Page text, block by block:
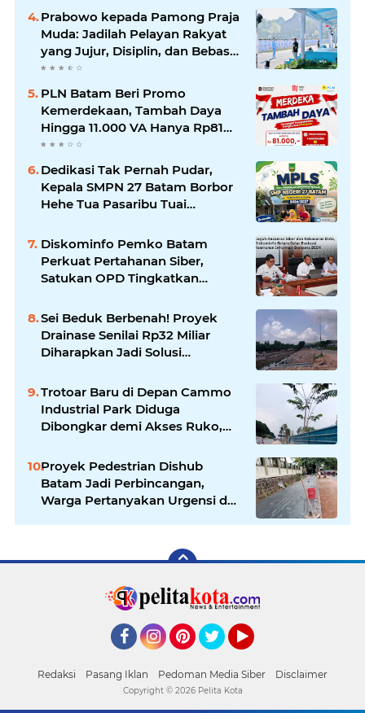
Perhatian
Prabowo kepada Pamong Praja
Muda: Jadilah Pelayan Rakyat
yang Jujur, Disiplin, dan Bebas
Korupsi
PLN Batam Beri Promo
Kemerdekaan, Tambah Daya
Hingga 11.000 VA Hanya Rp81
Ribu
Dedikasi Tak Pernah Pudar,
Kepala SMPN 27 Batam Borbor
Hehe Tua Pasaribu Tuai
Diskominfo Pemko Batam
Perkuat Pertahanan Siber,
Satukan OPD Tingkatkan
Pemerintah
Sei Beduk Berbenah! Proyek
Drainase Senilai Rp32 Miliar
Diharapkan Jadi Solusi
Trotoar Baru di Depan Cammo
Industrial Park Diduga
Dibongkar demi Akses Ruko,
Proyek Pedestrian Dishub
Batam Jadi Perbincangan,
Warga Pertanyakan Urgensi dan
Redaksi Pasang Iklan Pedoman Media Siber Disclaimer
Copyright © 2026 Pelita Kota